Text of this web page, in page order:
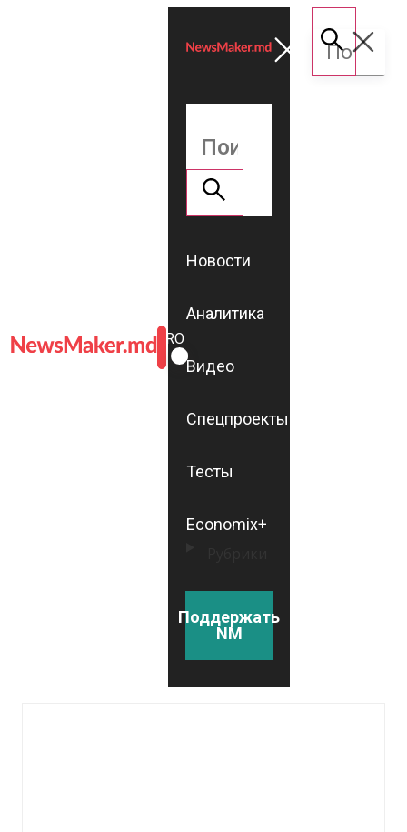
ROMÂNĂ
RU
Новости
Аналитика
Видео
Спецпроекты
Тесты
Economix+
Поддержать
NM